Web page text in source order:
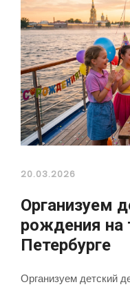
20.03.2026
Организуем
рождения на
Петербурге
Организуем детский